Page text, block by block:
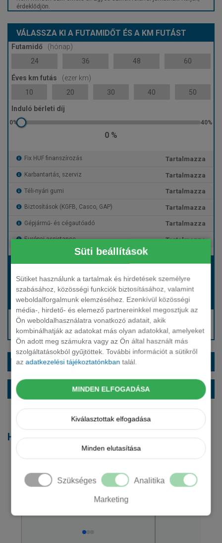
Süti beállítások
Sütiket használunk a tartalmak és hirdetések személyre
szabásához, közösségi funkciók biztosításához, valamint
weboldalforgalmunk elemzéséhez. Ezenkívül közösségi
média-, hirdető- és elemező partnereinkkel megosztjuk az
Ön weboldalhasználatra vonatkozó adatait, akik
kombinálhatják az adatokat más olyan adatokkal, amelyeket
Ön adott meg számukra vagy az Ön által használt más
szolgáltatásokból gyűjtöttek. További információt a sütikről
azadatkezelési tájékoztatónkban talál.
MINDEN ELFOGADÁSA
Kiválasztottak elfogadása
Minden elutasítása
Szükséges Analitika
Marketing
érdeklődjön.
VÁLASSZA KI A FUTAMIDŐT ÉS A KM FUTÁST
Futamidő
(hónap)
24
36 48 60
Éves km futás
(ezer km)
10
20 30 40 50
Induló bérleti díj
0 %
Fix HUF finanszírozás Tartalmazza
Karbantartás, szerviz Tartalmazza
Téli-nyári gumi Tartalmazza
Biztosítások (KGFB, Casco, GAP) Tartalmazza
Gépjármű- és cégautóadó Tartalmazza
Európai assistance Tartalmazza
Bérleti díj:
Hívjon bennünket!
Induló bérleti díj: Hívjon bennünket!
Hívjon: +36 1 888 0088
Kérjen visszahívást!
EXTRÁK ÉS SZÍNEK
ALAPFELSZERELTSÉG
Hasonló modellek